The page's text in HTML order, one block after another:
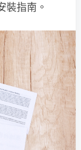
裝指南。